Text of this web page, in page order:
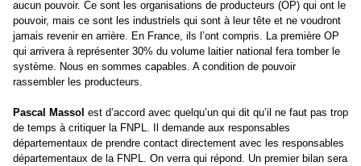
aucun pouvoir. Ce sont les organisations de producteurs (OP) qui ont le
pouvoir, mais ce sont les industriels qui sont à leur tête et ne voudront
jamais revenir en arrière. En France, ils l’ont compris. La première OP
qui arrivera à représenter 30% du volume laitier national fera tomber le
système. Nous en sommes capables. A condition de pouvoir
rassembler les producteurs.
Pascal Massol est d’accord avec quelqu’un qui dit qu’il ne faut pas trop
de temps à critiquer la FNPL. Il demande aux responsables
départementaux de prendre contact directement avec les responsables
départementaux de la FNPL. On verra qui répond. Un premier bilan sera